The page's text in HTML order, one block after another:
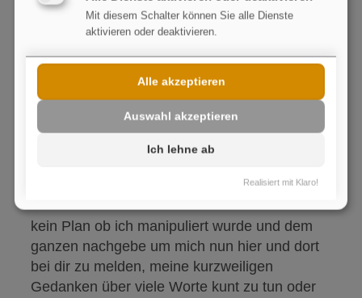
Alles selbst erarbeitet! Erfahrung aus 14
Jahren Hobby.
Gefällt mir Antworten
kein Plan ob ich manipuliert wurde und dem
ganzen nachgebe um mich nun hier und dort
bei dir zu melden, meine kurzweiligen
Gedanken über viele Worte kunt zu tun oder
Mit diesem Schalter können Sie alle Dienste
aktivieren oder deaktivieren.
Ich lehne ab
Auswahl akzeptieren
Alle akzeptieren
Realisiert mit Klaro!